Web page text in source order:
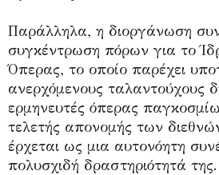
Παράλληλα, η διοργάνωση
συγκέντρωση πόρων για το
Όπερας, το οποίο παρέχει
ανερχόμενους ταλαντούχους
ερμηνευτές όπερας
τελετής απονομής των
έρχεται ως μια αυτονόητη
πολυσχιδή δραστηριότητά της.